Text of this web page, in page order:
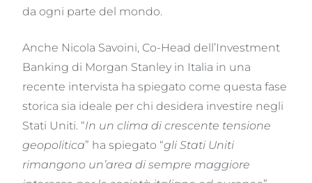
da ogni parte del mondo.
Anche Nicola Savoini, Co-Head dell’Investment
Banking di Morgan Stanley in Italia in una
recente intervista ha spiegato come questa fase
storica sia ideale per chi desidera investire negli
Stati Uniti. “In un clima di crescente tensione
geopolitica” ha spiegato “gli Stati Uniti
rimangono un’area di sempre maggiore